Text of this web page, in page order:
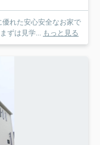
れた安心安全なお家で
ずは見学... もっと見る